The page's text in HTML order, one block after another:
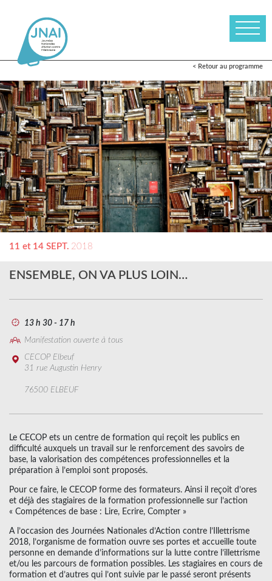
< Retour au programme
11 et 14 SEPT. 2018
ENSEMBLE, ON VA PLUS LOIN…
13 h 30 - 17 h
Manifestation ouverte à tous
CECOP Elbeuf
31 rue Augustin Henry
76500 ELBEUF
Le CECOP ets un centre de formation qui reçoit les publics en
difficulté auxquels un travail sur le renforcement des savoirs de
base, la valorisation des compétences professionnelles et la
préparation à l’emploi sont proposés.
Pour ce faire, le CECOP forme des formateurs. Ainsi il reçoit d’ores
et déjà des stagiaires de la formation professionnelle sur l’action
« Compétences de base : Lire, Ecrire, Compter »
A l’occasion des Journées Nationales d’Action contre l’Illettrisme
2018, l’organisme de formation ouvre ses portes et accueille toute
personne en demande d’informations sur la lutte contre l’illettrisme
et/ou les parcours de formation possibles. Les stagiaires en cours de
formation et d’autres qui l’ont suivie par le passé seront présents